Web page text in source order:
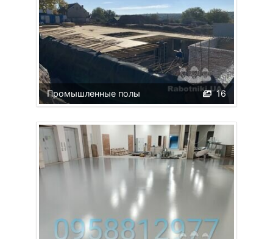
16
Промышленные полы